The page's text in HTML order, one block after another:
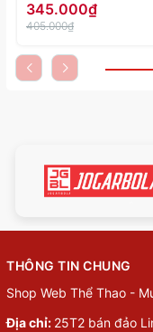
fit "Tím" MJ-
Hàng Chính Hãng
345.000₫
405.000₫
THÔNG TIN CHUNG
Shop Web Thể Thao -
Địa chỉ: 25T2 bán đảo